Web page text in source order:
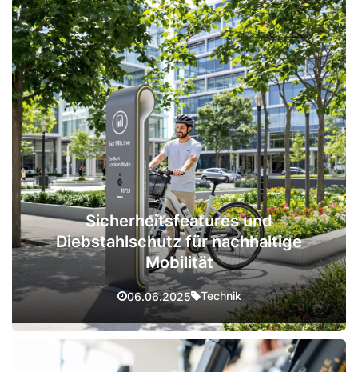
Sicherheitsfeatures und
Diebstahlschutz für nachhaltige
Mobilität
06.06.2025 Technik